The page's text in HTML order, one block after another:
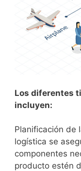
Los diferentes
incluyen:
Planificación de
logística se
componentes
producto estén